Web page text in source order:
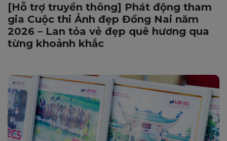
[Hỗ trợ truyền thông] Phát động tham
gia Cuộc thi Ảnh đẹp Đồng Nai năm
2026 – Lan tỏa vẻ đẹp quê hương qua
từng khoảnh khắc